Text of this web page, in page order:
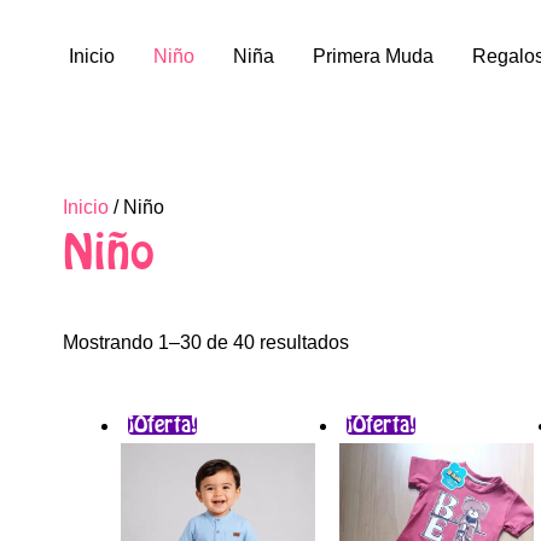
Inicio Niño Niña Primera Muda
Inicio / Niño
Niño
Mostrando 1–30 de 40 resultados
¡Oferta!
El
precio
original
era:
$75.000.
precio
tiene
múltiples
¡Oferta!
El
precio
original
era:
$55.000.
actual
es:
$45.500.
tiene
múltiples